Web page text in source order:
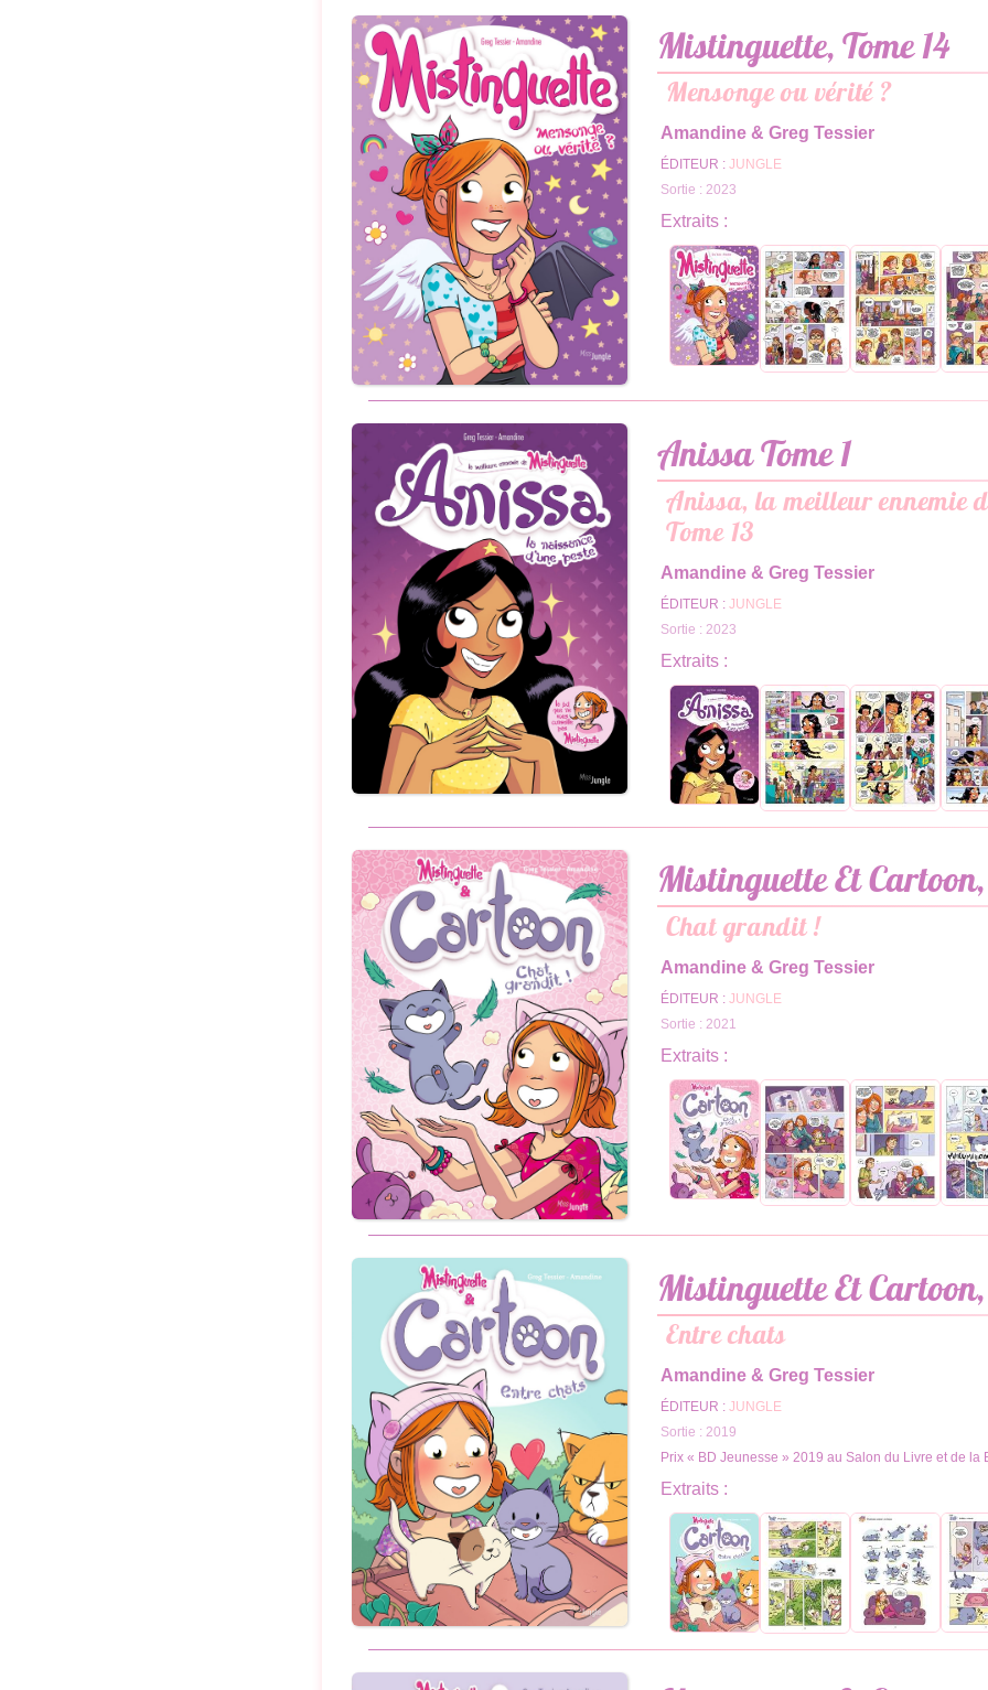
Mistinguette, Tome 14
Mensonge ou vérité ?
Amandine & Greg Tessier
ÉDITEUR : JUNGLE
Sortie : 2023
Extraits :
Anissa Tome 1
Anissa, la meilleur ennemie
Tome 13
Amandine & Greg Tessier
ÉDITEUR : JUNGLE
Sortie : 2023
Extraits :
Mistinguette Et
Chat grandit !
Amandine & Greg Tessier
ÉDITEUR : JUNGLE
Sortie : 2021
Extraits :
Mistinguette Et Cartoon,
Entre chats
Amandine & Greg Tessier
ÉDITEUR : JUNGLE
Sortie : 2019
Prix « BD Jeunesse » 2019 au Salon du Livre et de la
Extraits :